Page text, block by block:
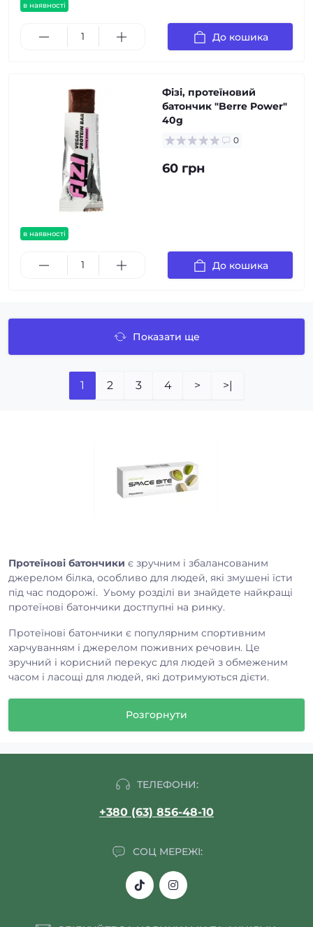
в наявності
До кошика
в наявності
Фізі, протеїновий
батончик "Berre Power"
40g
0
60 грн
До кошика
Показати ще
1 2 3 4 > >|
Протеїнові батончики є зручним і збалансованим
джерелом білка, особливо для людей, які змушені їсти
під час подорожі. Уьому розділі ви знайдете найкращі
протеїнові батончики достпупні на ринку.
Протеїнові батончики є популярним спортивним
харчуванням і джерелом поживних речовин. Це
зручний і корисний перекус для людей з обмеженим
часом і ласощі для людей, які дотримуються дієти.
Чому протеїнові батоники
корисні
Коли немає можливості приготувати або замовити
навантаженням часто використовують їх як перекуси
батончики швидко задовольнять ваш голод. Їх можна
сніданку, обіду або вечері. Однак вони кращі ніж
булочки, пиріжки, їжа з фаст-фуду, шоколадки і звичайні
Розгорнути
ТЕЛЕФОНИ:
+380 (63) 856-48-10
СОЦ МЕРЕЖІ: